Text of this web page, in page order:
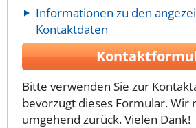
Informationen zu den
Kontaktdaten
Bitte verwenden Sie zur
bevorzugt dieses Formular. Wir
umgehend zurück. Vielen Dank!